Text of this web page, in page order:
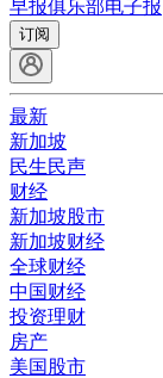
早报俱乐部电子报
订阅
最新
新加坡
民生民声
财经
新加坡股市
新加坡财经
全球财经
中国财经
投资理财
房产
美国股市